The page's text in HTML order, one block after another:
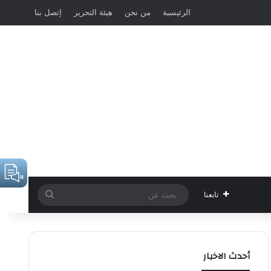
الرئيسية من نحن هيئة التحرير إتصل بنا
تابعنا
عن
أحدث الاخبار